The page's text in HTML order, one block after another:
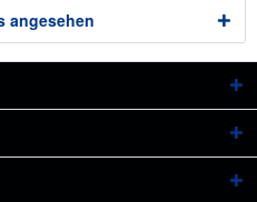
angesehen